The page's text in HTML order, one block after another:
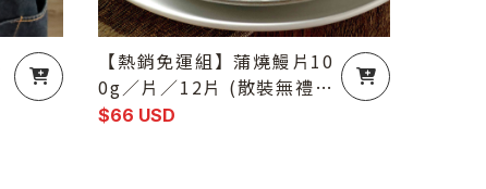
【熱銷免運組】蒲燒鰻片10
0g／片／12片 (散裝無禮
盒）
$66 USD